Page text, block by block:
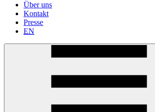
Über uns
Kontakt
Presse
EN